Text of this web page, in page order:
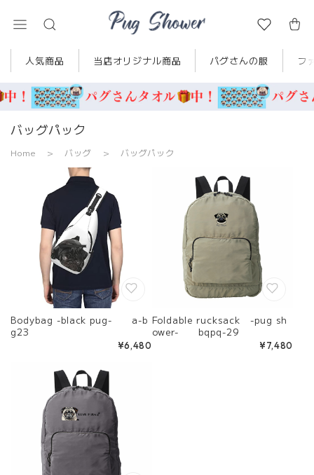
人気商品 当店オリジナル商品 パグさんの服 フ
バッグパック
Home バッグ バッグパック
Bodybag -black pug- a-b
g23
¥6,480
Foldable rucksack -pug sh
ower- bqpq-29
¥7,480